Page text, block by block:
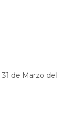
de Marzo del